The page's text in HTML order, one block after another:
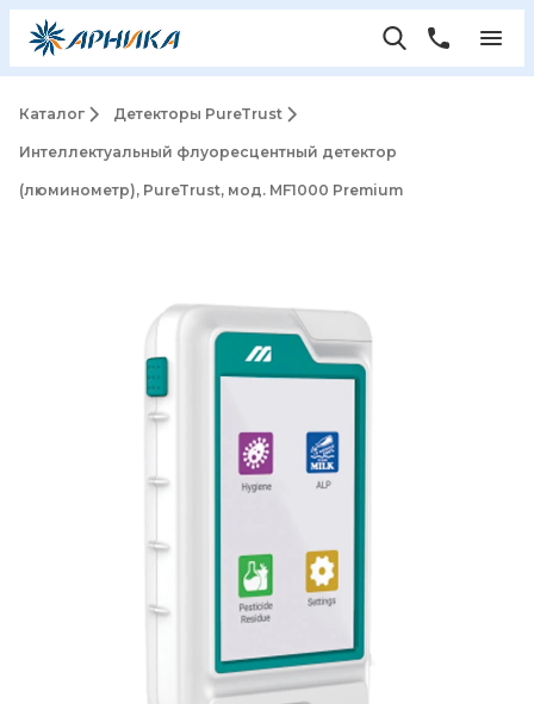
Каталог Детекторы PureTrust
Интеллектуальный флуоресцентный детектор
(люминометр), PureTrust, мод. MF1000 Premium